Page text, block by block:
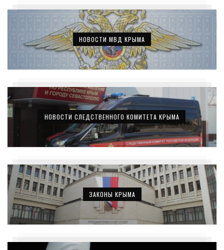
НОВОСТИ МВД КРЫМА
НОВОСТИ СЛЕДСТВЕННОГО КОМИТЕТА КРЫМА
ЗАКОНЫ КРЫМА